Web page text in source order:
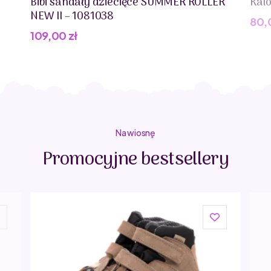
jednocześnie może swobodnie oddychać.
NEW II – 1081038
109,00 zł
Na wiosnę
Promocyjne bestsellery